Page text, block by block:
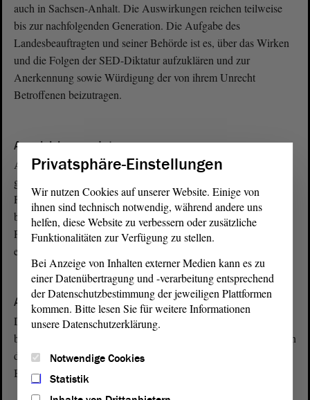
auch in Sachsen-Anhalt. Die Auswirkungen reichen teilweise
bis zur nachfolgenden Generation. Die Aufgabe des
Landesbeauftragten und seiner Behörde ist es, über das Wirken
und die Folgen der SED-Diktatur aufzuklären und zur
Anerkennung sowie Würdigung der von ihrem Unrecht
Betroffenen beizutragen.
A
Ausgleichsmandat
Ausgleichsmandate dienen dazu, die bei der Wahl zustande
gekommenen Überhangmandate so auszugleichen, dass andere
Parteien, die keine Überhangmandate bekommen haben, nicht
benachteiligt werden. Ziel ist es, eine Zusammensetzung des
Parlaments zu erreichen, die der Zweitstimmenverteilung
entspricht.
A
Ausschuss
Die intensivste Auseinandersetzung der Abgeordneten mit
bestimmten Themen findet in den Ausschüssen statt. Sie bereiten
die Themen für die Plenarsitzung vor und geben
Beschlussempfehlungen ab.
Privatsphäre-Einstellungen
Wir nutzen Cookies auf unserer Website. Einige von
ihnen sind technisch notwendig, während andere uns
helfen, diese Website zu verbessern oder zusätzliche
Funktionalitäten zur Verfügung zu stellen.
Bei Anzeige von Inhalten externer Medien kann es zu
einer Datenübertragung und -verarbeitung entsprechend
der Datenschutzbestimmung der jeweiligen Plattformen
kommen. Bitte lesen Sie für weitere Informationen
unsere Datenschutzerklärung.
Notwendige Cookies
Statistik